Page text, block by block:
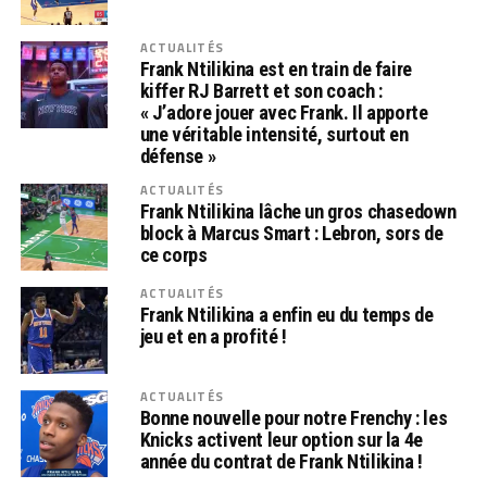
ACTUALITÉS
Frank Ntilikina est en train de faire
kiffer RJ Barrett et son coach :
« J’adore jouer avec Frank. Il apporte
une véritable intensité, surtout en
défense »
ACTUALITÉS
Frank Ntilikina lâche un gros chasedown
block à Marcus Smart : Lebron, sors de
ce corps
ACTUALITÉS
Frank Ntilikina a enfin eu du temps de
jeu et en a profité !
ACTUALITÉS
Bonne nouvelle pour notre Frenchy : les
Knicks activent leur option sur la 4e
année du contrat de Frank Ntilikina !